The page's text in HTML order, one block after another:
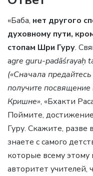
«Баба, нет другого
духовному пути,
стопам Шри Гуру.
agre guru-padāśrayaḥ
(«Сначала
получите
Кришне», «Бхакти
Поймите,
Гуру. Скажите, разве
знаете с самого
которые всему этому
авторитет учителей,